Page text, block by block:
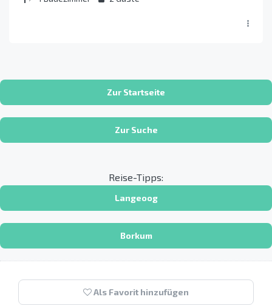
Zur Startseite
Zur Suche
Reise-Tipps:
Langeoog
Borkum
Als Favorit hinzufügen